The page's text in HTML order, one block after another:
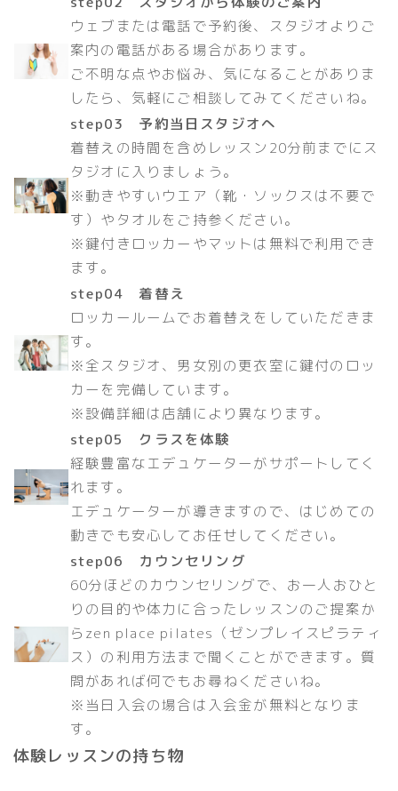
ウェブまたは電話で予約後、スタジオよりご
案内の電話がある場合があります。
ご不明な点やお悩み、気になることがありま
したら、気軽にご相談してみてくださいね。
step03 予約当日スタジオへ
着替えの時間を含めレッスン20分前までにス
タジオに入りましょう。
※動きやすいウエア（靴・ソックスは不要で
す）やタオルをご持参ください。
※鍵付きロッカーやマットは無料で利用でき
ます。
step04 着替え
ロッカールームでお着替えをしていただきま
す。
※全スタジオ、男女別の更衣室に鍵付のロッ
カーを完備しています。
※設備詳細は店舗により異なります。
step05 クラスを体験
経験豊富なエデュケーターがサポートしてく
れます。
エデュケーターが導きますので、はじめての
動きでも安心してお任せしてください。
step06 カウンセリング
60分ほどのカウンセリングで、お一人おひと
りの目的や体力に合ったレッスンのご提案か
らzen place pilates（ゼンプレイスピラティ
ス）の利用方法まで聞くことができます。質
問があれば何でもお尋ねくださいね。
※当日入会の場合は入会金が無料となりま
す。
体験レッスンの持ち物